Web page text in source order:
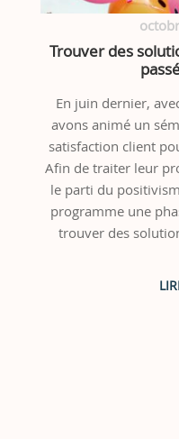
Trouver des
En juin dernier,
avons animé un
satisfaction client
Afin de traiter leur
le parti du
programme une
trouver des